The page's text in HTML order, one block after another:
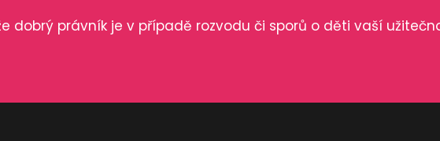
dobrý právník je v případě rozvodu či sporů o děti vaší